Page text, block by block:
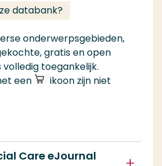
databank?
onderwerpsgebieden,
gratis en open
toegankelijk.
een
ikoon zijn niet
Care eJournal